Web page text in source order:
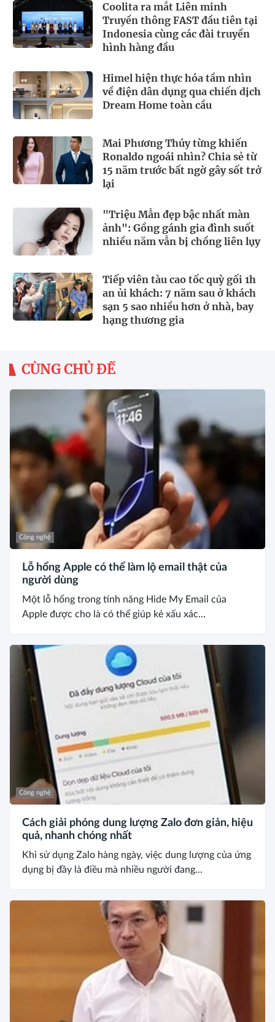
Coolita ra mắt Liên minh
Truyền thông FAST đầu tiên tại
Indonesia cùng các đài truyền
hình hàng đầu
Himel hiện thực hóa tầm nhìn
về điện dân dụng qua chiến dịch
Dream Home toàn cầu
Mai Phương Thúy từng khiến
Ronaldo ngoái nhìn? Chia sẻ từ
15 năm trước bất ngờ gây sốt trở
lại
"Triệu Mẫn đẹp bậc nhất màn
ảnh": Gồng gánh gia đình suốt
nhiều năm vẫn bị chồng liên lụy
Tiếp viên tàu cao tốc quỳ gối 1h
an ủi khách: 7 năm sau ở khách
sạn 5 sao nhiều hơn ở nhà, bay
hạng thương gia
CÙNG CHỦ ĐỀ
Công nghệ
Lỗ hổng Apple có thể làm lộ email thật của
người dùng
Một lỗ hổng trong tính năng Hide My Email của
Apple được cho là có thể giúp kẻ xấu xác...
Công nghệ
Cách giải phóng dung lượng Zalo đơn giản, hiệu
quả, nhanh chóng nhất
Khi sử dụng Zalo hàng ngày, việc dung lượng của ứng
dụng bị đầy là điều mà nhiều người đang...